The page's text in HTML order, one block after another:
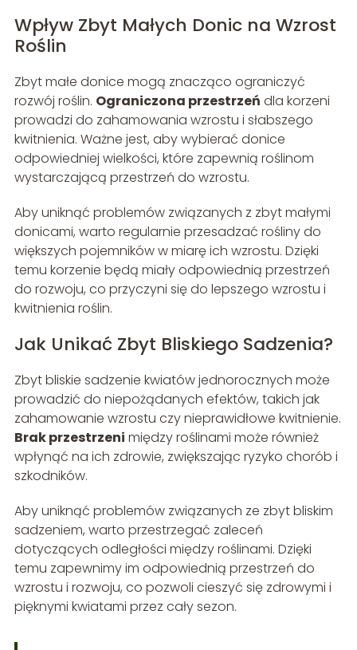
Wpływ Zbyt Małych Donic na Wzrost
Roślin
Zbyt małe donice mogą znacząco ograniczyć
rozwój roślin. Ograniczona przestrzeń dla korzeni
prowadzi do zahamowania wzrostu i słabszego
kwitnienia. Ważne jest, aby wybierać donice
odpowiedniej wielkości, które zapewnią roślinom
wystarczającą przestrzeń do wzrostu.
Aby uniknąć problemów związanych z zbyt małymi
donicami, warto regularnie przesadzać rośliny do
większych pojemników w miarę ich wzrostu. Dzięki
temu korzenie będą miały odpowiednią przestrzeń
do rozwoju, co przyczyni się do lepszego wzrostu i
kwitnienia roślin.
Jak Unikać Zbyt Bliskiego Sadzenia?
Zbyt bliskie sadzenie kwiatów jednorocznych może
prowadzić do niepożądanych efektów, takich jak
zahamowanie wzrostu czy nieprawidłowe kwitnienie.
Brak przestrzeni między roślinami może również
wpłynąć na ich zdrowie, zwiększając ryzyko chorób i
szkodników.
Aby uniknąć problemów związanych ze zbyt bliskim
sadzeniem, warto przestrzegać zaleceń
dotyczących odległości między roślinami. Dzięki
temu zapewnimy im odpowiednią przestrzeń do
wzrostu i rozwoju, co pozwoli cieszyć się zdrowymi i
pięknymi kwiatami przez cały sezon.